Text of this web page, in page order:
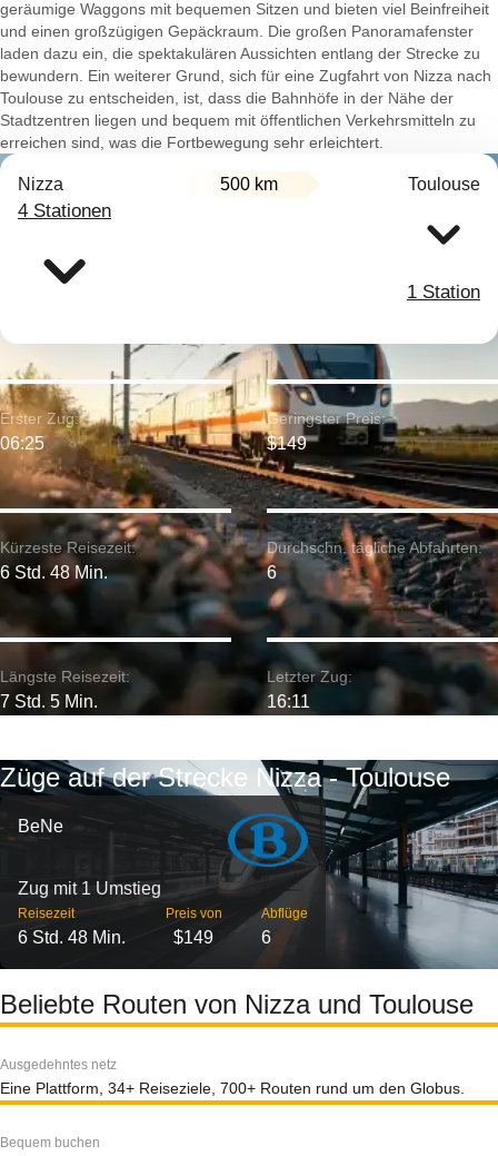
geräumige Waggons mit bequemen Sitzen und bieten viel Beinfreiheit
und einen großzügigen Gepäckraum. Die großen Panoramafenster
laden dazu ein, die spektakulären Aussichten entlang der Strecke zu
bewundern. Ein weiterer Grund, sich für eine Zugfahrt von Nizza nach
Toulouse zu entscheiden, ist, dass die Bahnhöfe in der Nähe der
Stadtzentren liegen und bequem mit öffentlichen Verkehrsmitteln zu
erreichen sind, was die Fortbewegung sehr erleichtert.
Nizza 500 km Toulouse
4 Stationen
1 Station
Kürzeste Reisezeit:
6 Std. 48 Min.
Erster Zug:
06:25
Längste Reisezeit:
7 Std. 5 Min.
Geringster Preis:
$149
Durchschn. tägliche Abfahrten:
6
Letzter Zug:
16:11
Züge auf der Strecke Nizza - Toulouse
BeNe
Zug mit 1 Umstieg
Reisezeit
6 Std. 48 Min.
Preis von
$149
Abflüge
6
Beliebte Routen von Nizza und Toulouse
Ausgedehntes netz
Eine Plattform, 34+ Reiseziele, 700+ Routen rund um den Globus.
Bequem buchen